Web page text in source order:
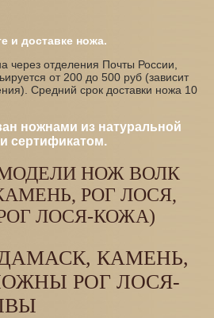
и доставке ножа.
через отделения Почты России,
от 200 до 500 руб (зависит
Средний срок доставки ножа 10
ножнами из натуральной
сертификатом.
НОЖ ВОЛК
РОГ ЛОСЯ,
ЛОСЯ-КОЖА)
КАМЕНЬ,
РОГ ЛОСЯ-